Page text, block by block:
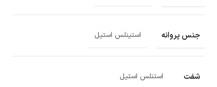
جنس پروانه استینلس استیل
شفت استنلس استیل